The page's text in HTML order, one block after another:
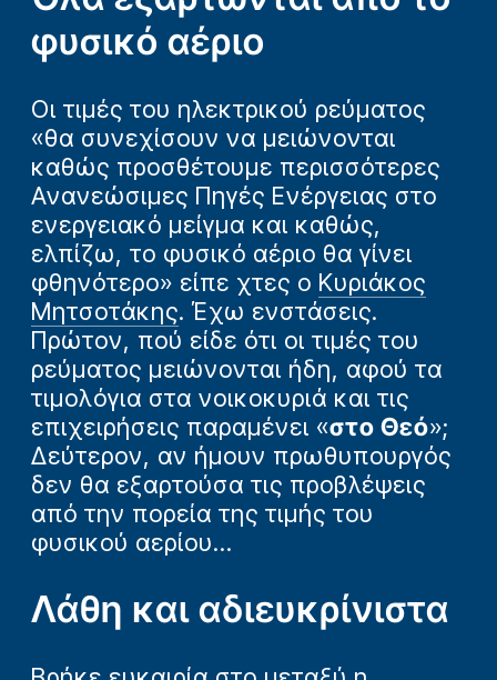
φυσικό αέριο
Οι τιμές του ηλεκτρικού ρεύματος
«θα συνεχίσουν να μειώνονται
καθώς προσθέτουμε περισσότερες
Ανανεώσιμες Πηγές Ενέργειας στο
ενεργειακό μείγμα και καθώς,
ελπίζω, το φυσικό αέριο θα γίνει
φθηνότερο» είπε χτες ο Κυριάκος
Μητσοτάκης. Έχω ενστάσεις.
Πρώτον, πού είδε ότι οι τιμές του
ρεύματος μειώνονται ήδη, αφού τα
τιμολόγια στα νοικοκυριά και τις
επιχειρήσεις παραμένει «στο Θεό»;
Δεύτερον, αν ήμουν πρωθυπουργός
δεν θα εξαρτούσα τις προβλέψεις
από την πορεία της τιμής του
φυσικού αερίου…
Λάθη και αδιευκρίνιστα